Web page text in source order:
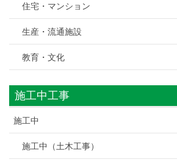
住宅・マンション
生産・流通施設
教育・文化
施工中工事
施工中
施工中（土木工事）